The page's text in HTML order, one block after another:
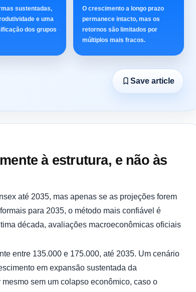
sustentadas,
e uma
dos grupos
O crescimento a longo prazo
permanece intacto, mas os
retornos são limitados por
múltiplos mais fracos.
Save article
à estrutura, e não às
até 2035, mas apenas se as projeções forem
para 2035, o método mais confiável é
década, avaliações macroeconômicas oficiais
entre 135.000 e 175.000, até 2035. Um cenário
em expansão sustentada da
sem um colapso econômico, caso o